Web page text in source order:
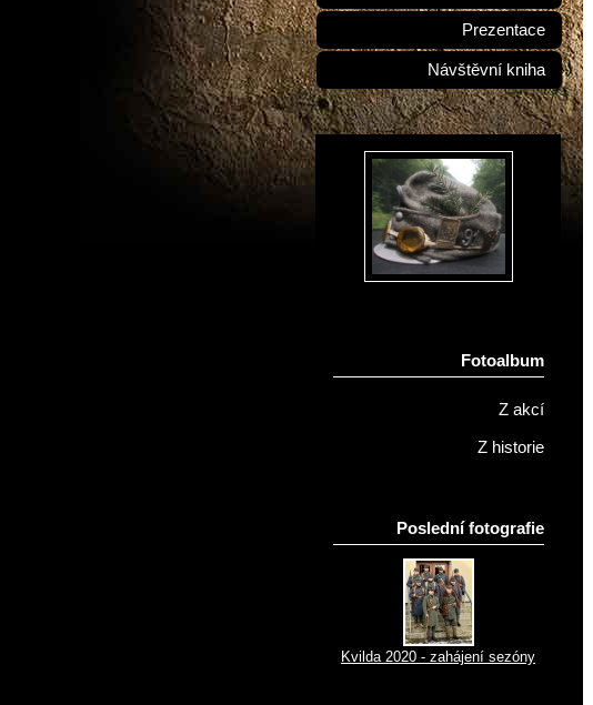
Prezentace
Návštěvní kniha
Fotoalbum
Z akcí
Z historie
Poslední fotografie
Kvilda 2020 - zahájení sezóny